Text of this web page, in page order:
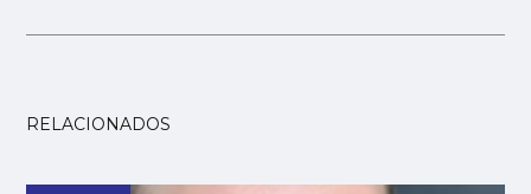
RELACIONADOS